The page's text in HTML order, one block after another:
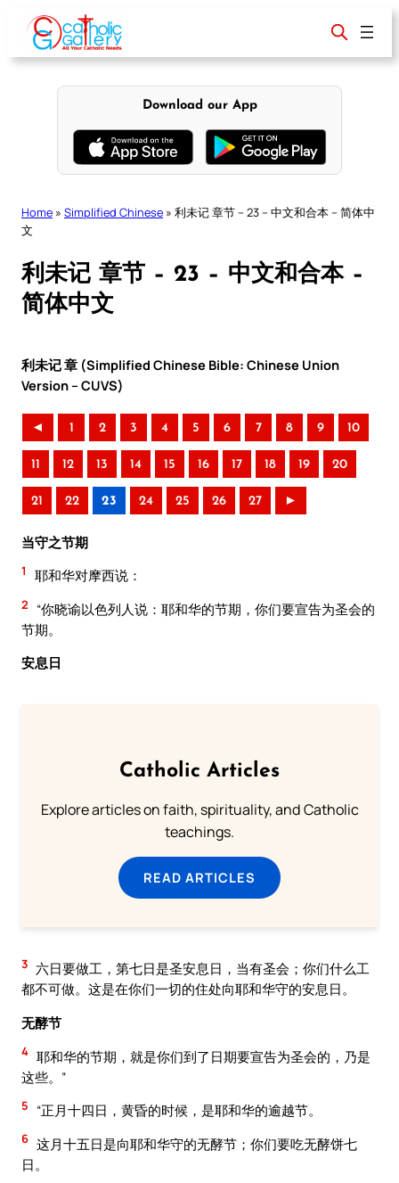
content
Download our App
Home » Simplified Chinese » 利未记 章节 – 23 – 中文和合本 – 简体中
文
利未记 章节 – 23 – 中文和合本 –
简体中文
利未记 章 (Simplified Chinese Bible: Chinese Union
Version – CUVS)
◄ 1 2 3 4 5 6 7 8 9 10
11 12 13 14 15 16 17 18 19 20
21 22 23 24 25 26 27 ►
当守之节期
1 耶和华对摩西说：
2
“你晓谕以色列人说：耶和华的节期，你们要宣告为圣会的
节期。
安息日
Catholic Articles
Explore articles on faith, spirituality, and Catholic
teachings.
READ ARTICLES
3 六日要做工，第七日是圣安息日，当有圣会；你们什么工
都不可做。这是在你们一切的住处向耶和华守的安息日。
无酵节
4 耶和华的节期，就是你们到了日期要宣告为圣会的，乃是
这些。”
5 “正月十四日，黄昏的时候，是耶和华的逾越节。
6 这月十五日是向耶和华守的无酵节；你们要吃无酵饼七
日。